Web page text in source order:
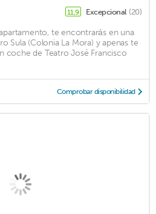
11,9 Excepcional (20)
te encontrarás en una
Sula (Colonia La Mora) y apenas te
coche de Teatro José Francisco
Comprobar disponibilidad